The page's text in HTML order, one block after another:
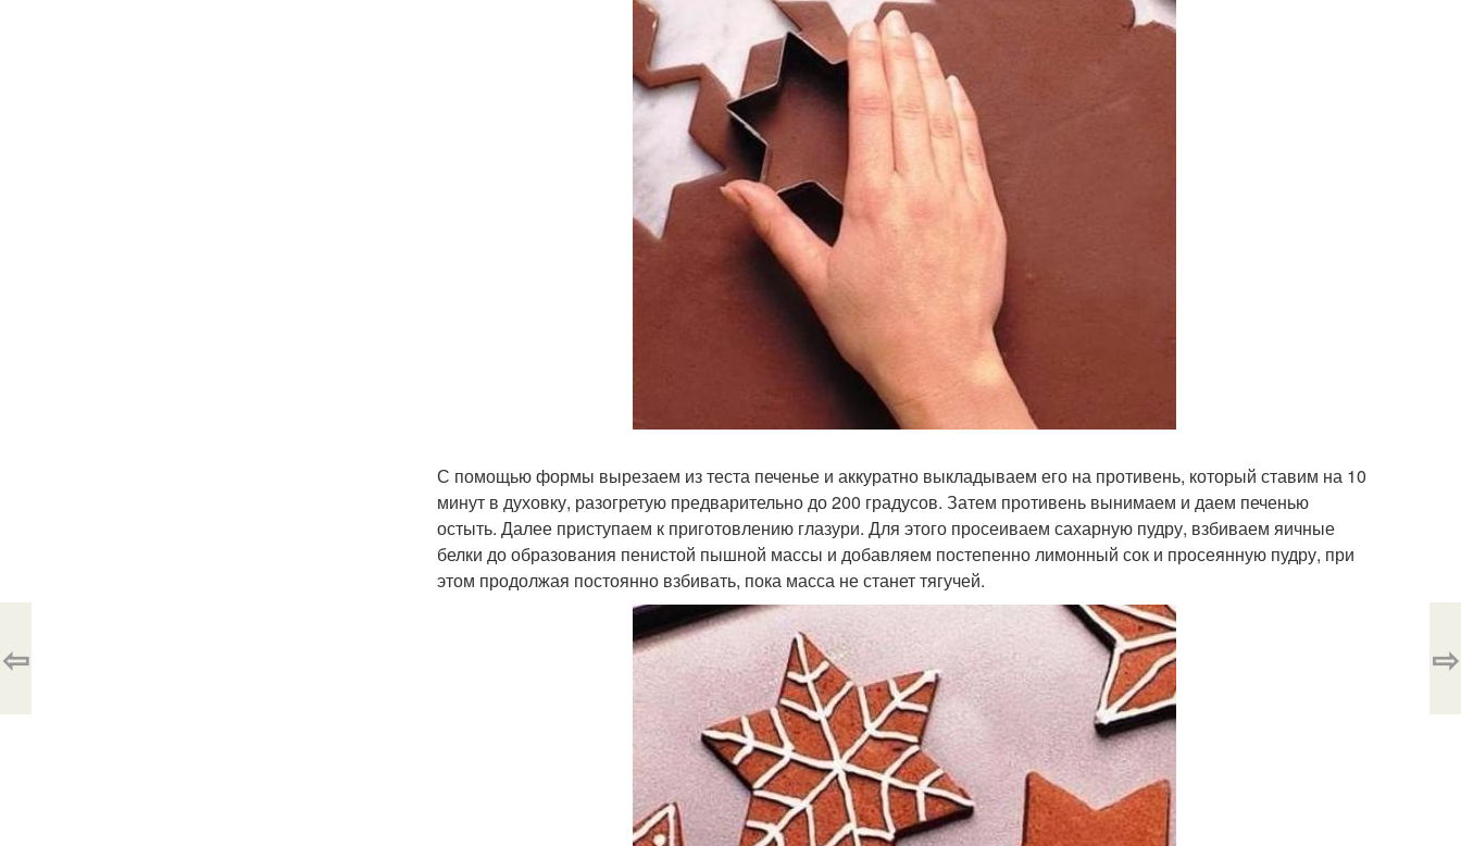
С помощью формы вырезаем из теста печенье и аккуратно выкладываем его на противень, который ставим на 10
минут в духовку, разогретую предварительно до 200 градусов. Затем противень вынимаем и даем печенью
остыть. Далее приступаем к приготовлению глазури. Для этого просеиваем сахарную пудру, взбиваем яичные
белки до образования пенистой пышной массы и добавляем постепенно лимонный сок и просеянную пудру, при
этом продолжая постоянно взбивать, пока масса не станет тягучей.
⇦ ⇨